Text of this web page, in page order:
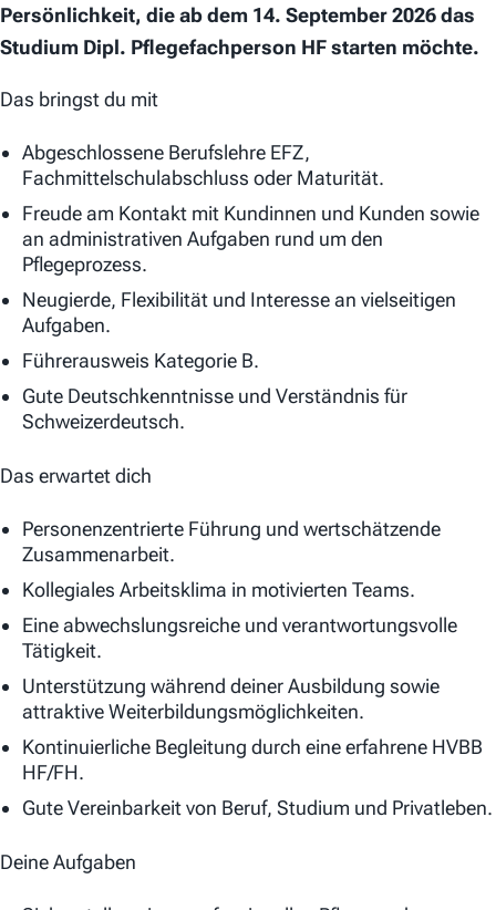
Persönlichkeit, die ab dem 14. September 2026 das
Studium Dipl. Pflegefachperson HF starten möchte.
Das bringst du mit
Abgeschlossene Berufslehre EFZ,
Fachmittelschulabschluss oder Maturität.
Freude am Kontakt mit Kundinnen und Kunden sowie
an administrativen Aufgaben rund um den
Pflegeprozess.
Neugierde, Flexibilität und Interesse an vielseitigen
Aufgaben.
Führerausweis Kategorie B.
Gute Deutschkenntnisse und Verständnis für
Schweizerdeutsch.
Das erwartet dich
Personenzentrierte Führung und wertschätzende
Zusammenarbeit.
Kollegiales Arbeitsklima in motivierten Teams.
Eine abwechslungsreiche und verantwortungsvolle
Tätigkeit.
Unterstützung während deiner Ausbildung sowie
attraktive Weiterbildungsmöglichkeiten.
Kontinuierliche Begleitung durch eine erfahrene HVBB
HF/FH.
Gute Vereinbarkeit von Beruf, Studium und Privatleben.
Deine Aufgaben